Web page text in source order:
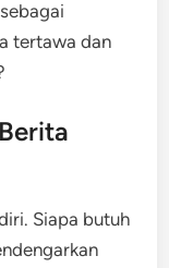
tertawa dan
Siapa butuh